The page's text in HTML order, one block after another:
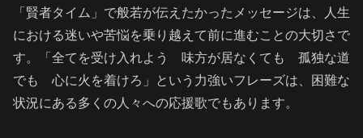
「賢者タイム」で般若が伝えたかったメッセージは、人生
における迷いや苦悩を乗り越えて前に進むことの大切さで
す。「全てを受け入れよう 味方が居なくても 孤独な道
でも 心に火を着けろ」という力強いフレーズは、困難な
状況にある多くの人々への応援歌でもあります。